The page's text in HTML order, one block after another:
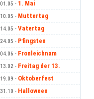
01.05 - 1. Mai
10.05 - Muttertag
14.05 - Vatertag
24.05 - Pfingsten
04.06 - Fronleichnam
13.02 - Freitag der 13.
19.09 - Oktoberfest
31.10 - Halloween